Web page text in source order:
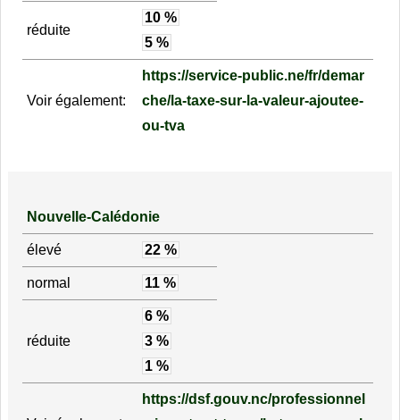
réduite
10 %
5 %
Voir également:
https://service-public.ne/fr/demar
che/la-taxe-sur-la-valeur-ajoutee-
ou-tva
Nouvelle-Calédonie
élevé 22 %
normal 11 %
réduite
6 %
3 %
1 %
https://dsf.gouv.nc/professionnel